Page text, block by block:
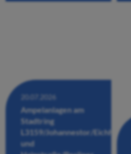
20.07.2026
Ampelanlagen am
Stadtring
L3159/Johannestor/
und